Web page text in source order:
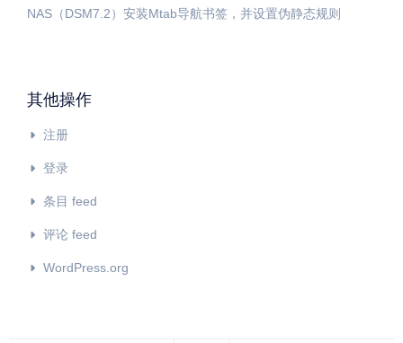
NAS（DSM7.2）安装Mtab导航书签，并设置伪静态规则
其他操作
注册
登录
条目 feed
评论 feed
WordPress.org